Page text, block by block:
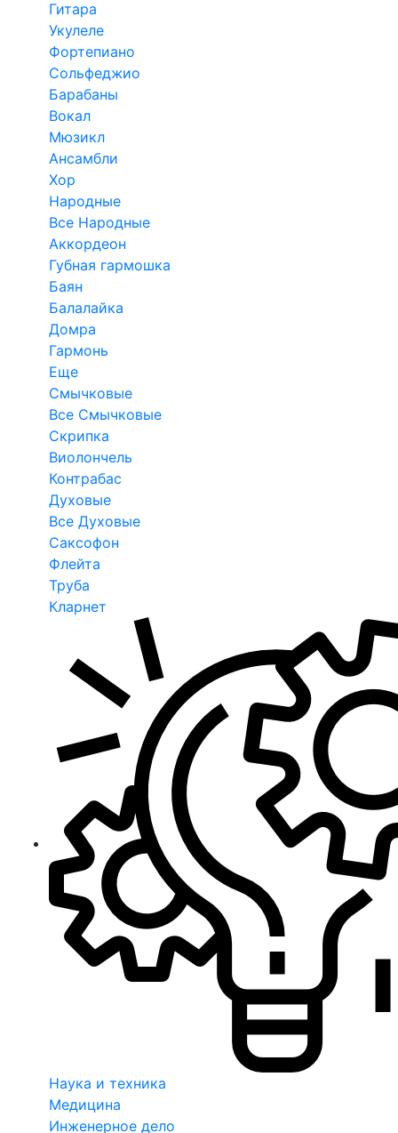
Гитара
Укулеле
Фортепиано
Сольфеджио
Барабаны
Вокал
Мюзикл
Ансамбли
Хор
Народные
Все Народные
Аккордеон
Губная гармошка
Баян
Балалайка
Домра
Гармонь
Еще
Смычковые
Все Смычковые
Скрипка
Виолончель
Контрабас
Духовые
Все Духовые
Саксофон
Флейта
Труба
Кларнет
Наука и техника
Медицина
Инженерное дело